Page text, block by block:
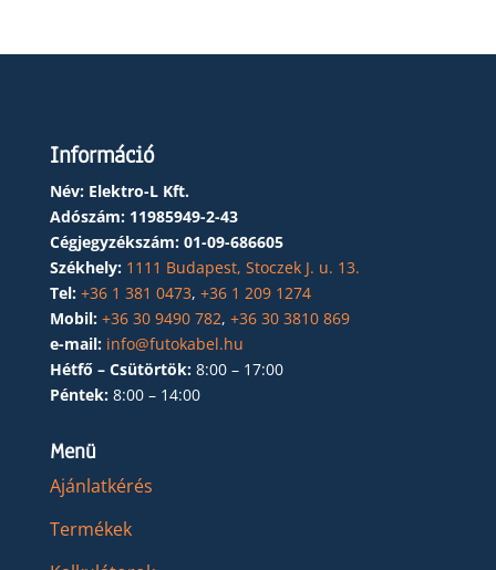
Információ
Név: Elektro-L Kft.
Adószám: 11985949-2-43
Cégjegyzékszám: 01-09-686605
Székhely: 1111 Budapest, Stoczek J. u. 13.
Tel: +36 1 381 0473, +36 1 209 1274
Mobil: +36 30 9490 782, +36 30 3810 869
e-mail: info@futokabel.hu
Hétfő – Csütörtök: 8:00 – 17:00
Péntek: 8:00 – 14:00
Menü
Ajánlatkérés
Termékek